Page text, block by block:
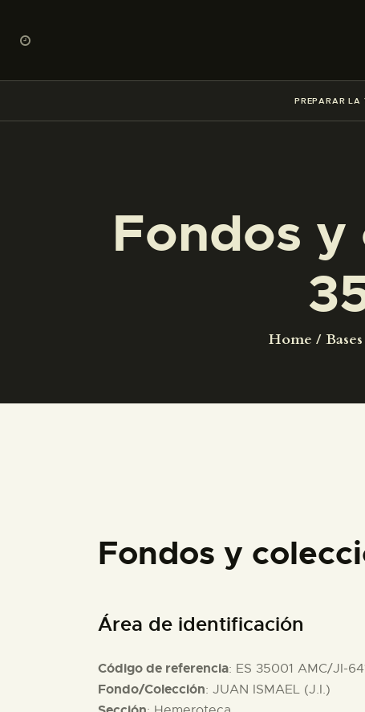
PREPARAR LA
Fondos y
Home
Fondos y
Área de identificación
Código de referencia: ES 35001 AMC/JI-
Fondo/Colección: JUAN ISMAEL (J.I.)